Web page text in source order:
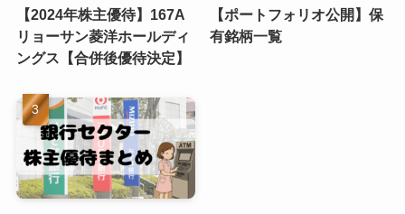
【2024年株主優待】167A
リョーサン菱洋ホールディ
ングス【合併後優待決定】
【ポートフォリオ公開】保
有銘柄一覧